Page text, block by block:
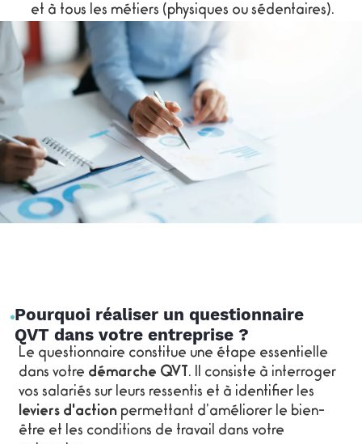
et à tous les métiers (physiques ou sédentaires).
Pourquoi réaliser un questionnaire
QVT dans votre entreprise ?
Le questionnaire constitue une étape essentielle
dans votre démarche QVT . Il consiste à interroger
vos salariés sur leurs ressentis et à identifier les
leviers d'action permettant d’améliorer le bien-
être et les conditions de travail dans votre